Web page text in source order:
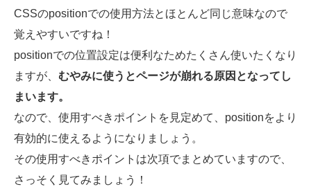
CSSのpositionでの使用方法とほとんど同じ意味なので
覚えやすいですね！
positionでの位置設定は便利なためたくさん使いたくなり
ますが、 むやみに使うとページが崩れる原因となってし
まいます。
なので、使用すべきポイントを見定めて、positionをより
有効的に使えるようになりましょう。
その使用すべきポイントは次項でまとめていますので、
さっそく見てみましょう！